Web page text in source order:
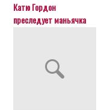
Катю Гордон
преследует маньячка